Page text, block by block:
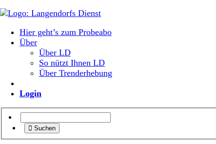
Hier geht’s zum Probeabo
Über
Über LD
So nützt Ihnen LD
Über Trenderhebung
Login
Suchen